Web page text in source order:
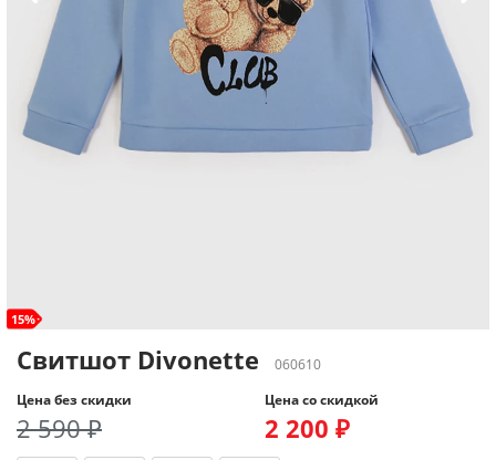
15%
Свитшот Divonette
060610
Цена без скидки
2 590 ₽
Цена со скидкой
2 200 ₽